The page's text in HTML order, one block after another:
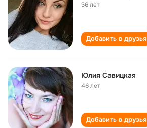
36 лет
Добавить в друзья
Юлия Савицкая
46 лет
Добавить в друзья